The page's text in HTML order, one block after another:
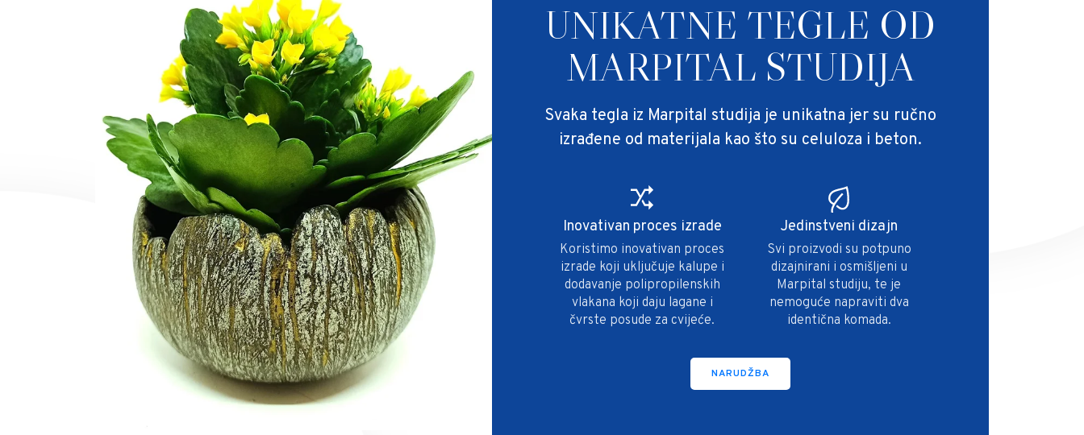
UNIKATNE TEGLE OD
MARPITAL STUDIJA
Svaka tegla iz Marpital studija je unikatna jer su ručno
izrađene od materijala kao što su celuloza i beton.
Inovativan proces izrade
Koristimo inovativan proces
izrade koji uključuje kalupe i
dodavanje polipropilenskih
vlakana koji daju lagane i
čvrste posude za cvijeće.
Jedinstveni dizajn
Svi proizvodi su potpuno
dizajnirani i osmišljeni u
Marpital studiju, te je
nemoguće napraviti dva
identična komada.
NARUDŽBA